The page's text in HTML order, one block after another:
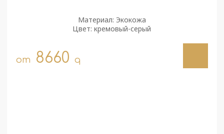
Материал: Экокожа
Цвет: кремовый-серый
от 8660 q